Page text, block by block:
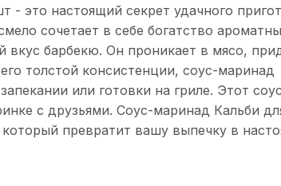
это настоящий секрет удачного
сочетает в себе богатство
барбекю. Он проникает в мясо,
толстой консистенции, соус-маринад
или готовки на гриле. Этот соус
с друзьями. Соус-маринад Кальби
превратит вашу выпечку в